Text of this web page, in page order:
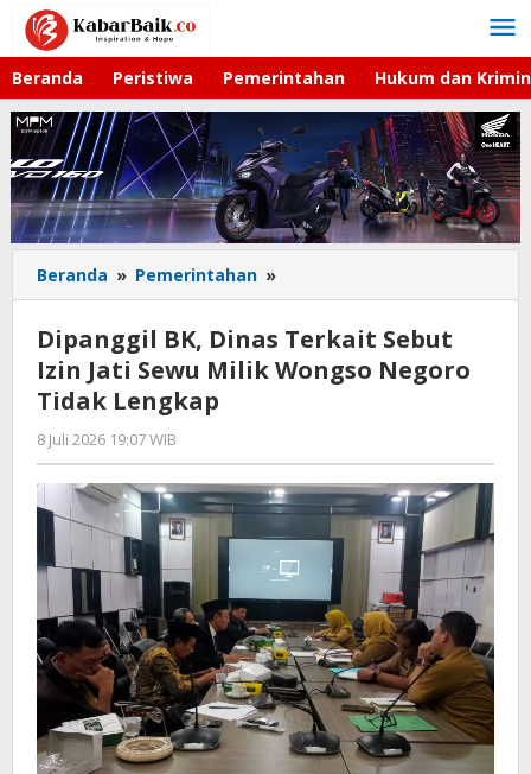
Lewati
konten
Beranda Peristiwa Pemerintahan Hukum dan
Beranda » Pemerintahan »
BK,
Terkait
Sebut
Wongso
Negoro
Tidak
Lengkap
Dipanggil BK, Dinas Terkait Sebut
Izin Jati Sewu Milik Wongso Negoro
Tidak Lengkap
8 Juli 2026 19:07 WIB
Imam
WD